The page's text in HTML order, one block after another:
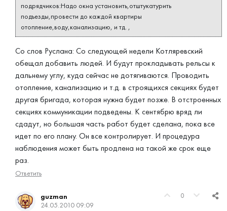
подрядчиков:Надо окна установить,отштукатурить
подъезды,провести до каждой квартиры
отопление,воду,канализацию, и тд. ,
Со слов Руслана: Со следующей недели Котляревский
обещал добавить людей. И будут прокладывать рельсы к
дальнему углу, куда сейчас не дотягиваются. Проводить
отопление, канализацию и т.д. в строящихся секциях будет
другая бригада, которая нужна будет позже. В отстроенных
секциях коммуникации подведены. К сентябрю вряд ли
сдадут, но большая часть работ будет сделана, пока все
идет по его плану. Он все контролирует. И процедура
наблюдения может быть продлена на такой же срок еще
раз.
Ответить
0
guzman
24.05.2010 09:09